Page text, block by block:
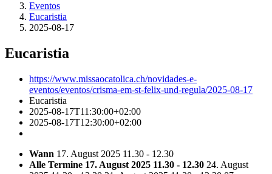
Eventos
Eucaristia
2025-08-17
Eucaristia
https://www.missaocatolica.ch/novidades-e-
eventos/eventos/crisma-em-st-felix-und-regula/2025-08-17
Eucaristia
2025-08-17T11:30:00+02:00
2025-08-17T12:30:00+02:00
Wann 17. August 2025 11.30 - 12.30
Alle Termine 17. August 2025 11.30 - 12.30 24. August